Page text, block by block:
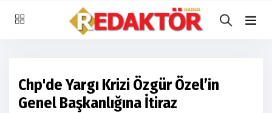
Chp'de Yargı Krizi Özgür Özel’in
Genel Başkanlığına İtiraz